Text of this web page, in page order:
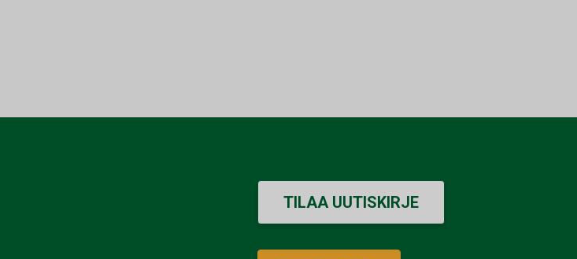
TILAA UUTISKIRJE